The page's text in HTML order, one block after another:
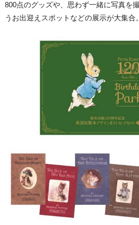
800点のグッズや、思わず一緒に写真を
うお出迎えスポットなどの展示が大集合。